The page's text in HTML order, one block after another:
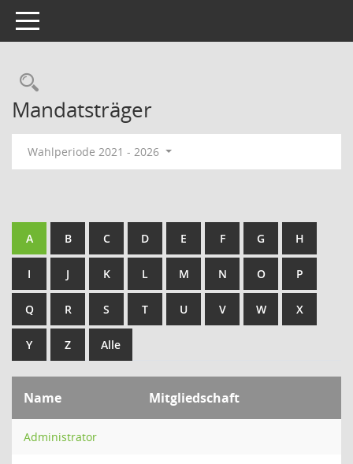
Toggle navigation
Rechercheauswahl
Mandatsträger
Wahlperiode 2021 - 2026
A B C D E F G H
I J K L M N O P
Q R S T U V W X
Y Z Alle
Name Mitgliedschaft
Administrator